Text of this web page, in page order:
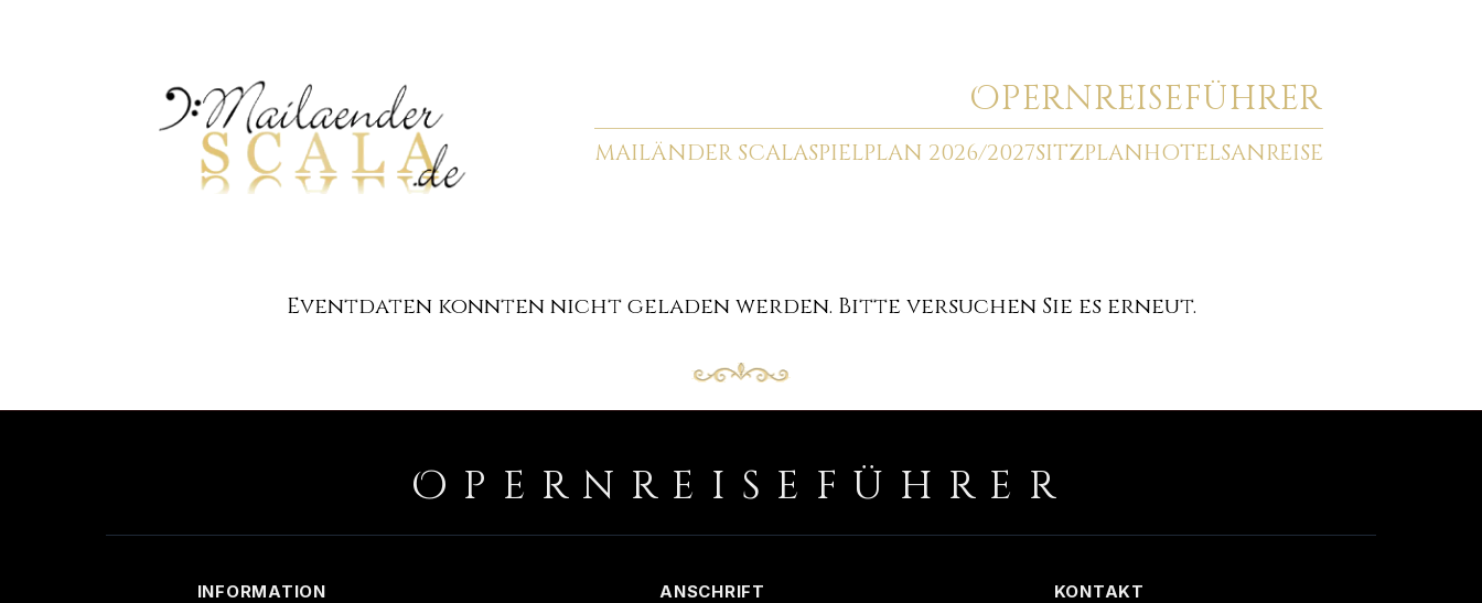
OPERNREISEFÜHRER
MAILÄNDER SCALASPIELPLAN 2026/2027SITZPLANHOTELSANREISE
Eventdaten konnten nicht geladen werden. Bitte versuchen Sie es erneut.
O PERNREISEFÜHRER
INFORMATION
ANSCHRIFT
KONTAKT